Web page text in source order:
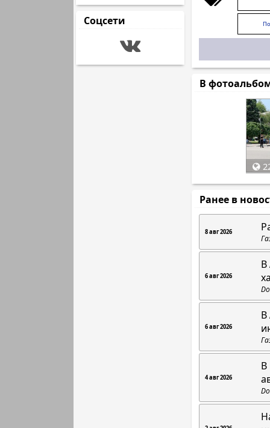
Соцсети
В
Ранее в
8 авг 2026
6 авг 2026
В
6 авг 2026
В
4 авг 2026
В